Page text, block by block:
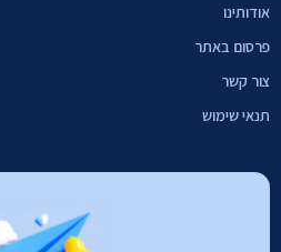
אודותינו
פרסום באתר
צור קשר
תנאי שימוש